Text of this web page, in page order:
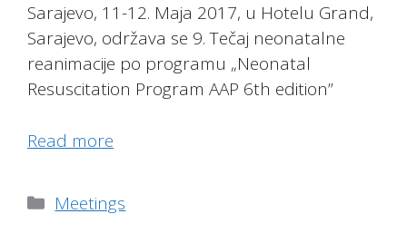
Sarajevo, 11-12. Maja 2017, u Hotelu Grand,
Sarajevo, održava se 9. Tečaj neonatalne
reanimacije po programu „Neonatal
Resuscitation Program AAP 6th edition”
Read more
Categories
Meetings